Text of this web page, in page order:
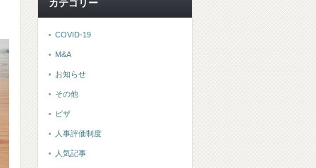
カテゴリー
COVID-19
M&A
お知らせ
その他
ビザ
人事評価制度
人気記事